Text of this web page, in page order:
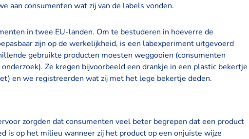
aan consumenten wat zij van de labels vonden.
in twee EU-landen. Om te bestuderen in hoeverre de
zijn op de werkelijkheid, is een labexperiment uitgevoerd
gebruikte producten moesten weggooien (consumenten
Ze kregen bijvoorbeeld een drankje in een plastic bekertje
en we registreerden wat zij met het lege bekertje deden.
zorgden dat consumenten veel beter begrepen dat een product
is op het milieu wanneer zij het product op een onjuiste wijze